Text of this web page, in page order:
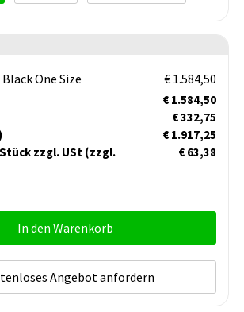
One Size € 1.584,50
€ 1.584,50
€ 332,75
€ 1.917,25
zzgl. USt (zzgl.
€ 63,38
In den Warenkorb
Angebot anfordern